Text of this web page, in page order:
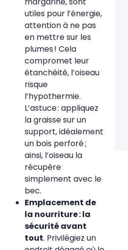
utiles pour l’énergie,
attention à ne pas
en mettre sur les
plumes ! Cela
compromet leur
étanchéité, l’oiseau
risque
l’hypothermie.
L’astuce : appliquez
la graisse sur un
support, idéalement
un bois perforé ;
ainsi, l’oiseau la
récupère
simplement avec le
bec.
Emplacement de
la nourriture : la
sécurité avant
tout. Privilégiez un